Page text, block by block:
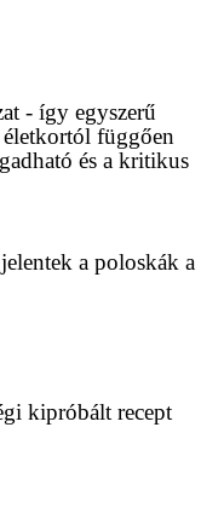
- így egyszerű
függően
és a kritikus
a poloskák a
kipróbált recept